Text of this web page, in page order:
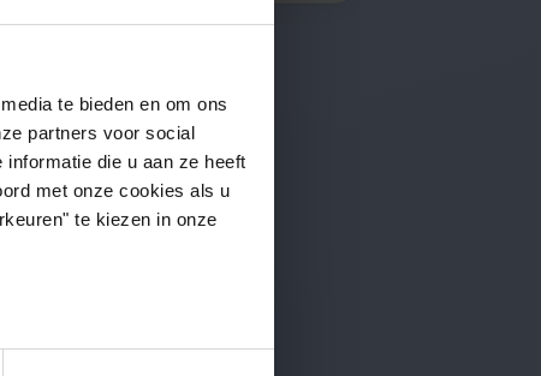
te bieden en om ons
partners voor social
die u aan ze heeft
met onze cookies als u
te kiezen in onze